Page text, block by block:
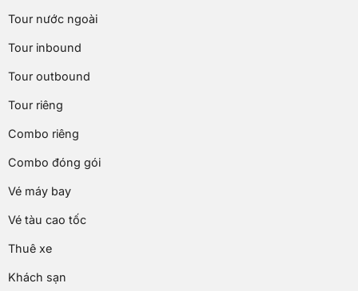
Tour nước ngoài
Tour inbound
Tour outbound
Tour riêng
Combo riêng
Combo đóng gói
Vé máy bay
Vé tàu cao tốc
Thuê xe
Khách sạn